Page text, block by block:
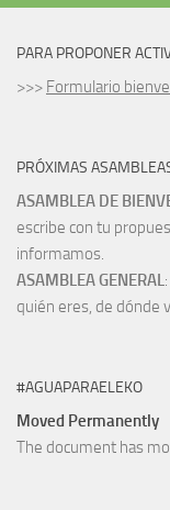
PARA PROPONER
>>> Formulario
PRÓXIMAS
ASAMBLEA DE
escribe con tu
informamos.
ASAMBLEA GENERAL
quién eres, de dónde
#AGUAPARAELEKO
Moved Permanently
The document has